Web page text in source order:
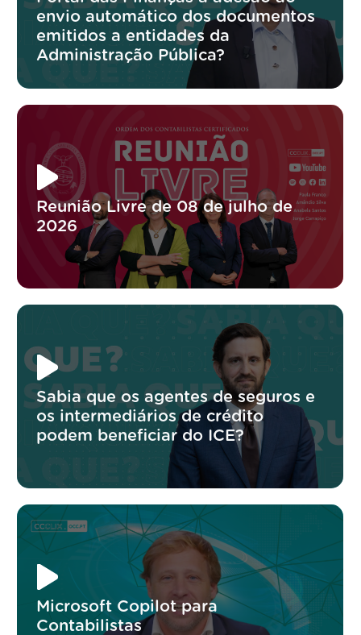
envio automático dos documentos
emitidos a entidades da
Administração Pública?
Reunião Livre de 08 de julho de
2026
Sabia que os agentes de seguros e
os intermediários de crédito
podem beneficiar do ICE?
Microsoft Copilot para
Contabilistas